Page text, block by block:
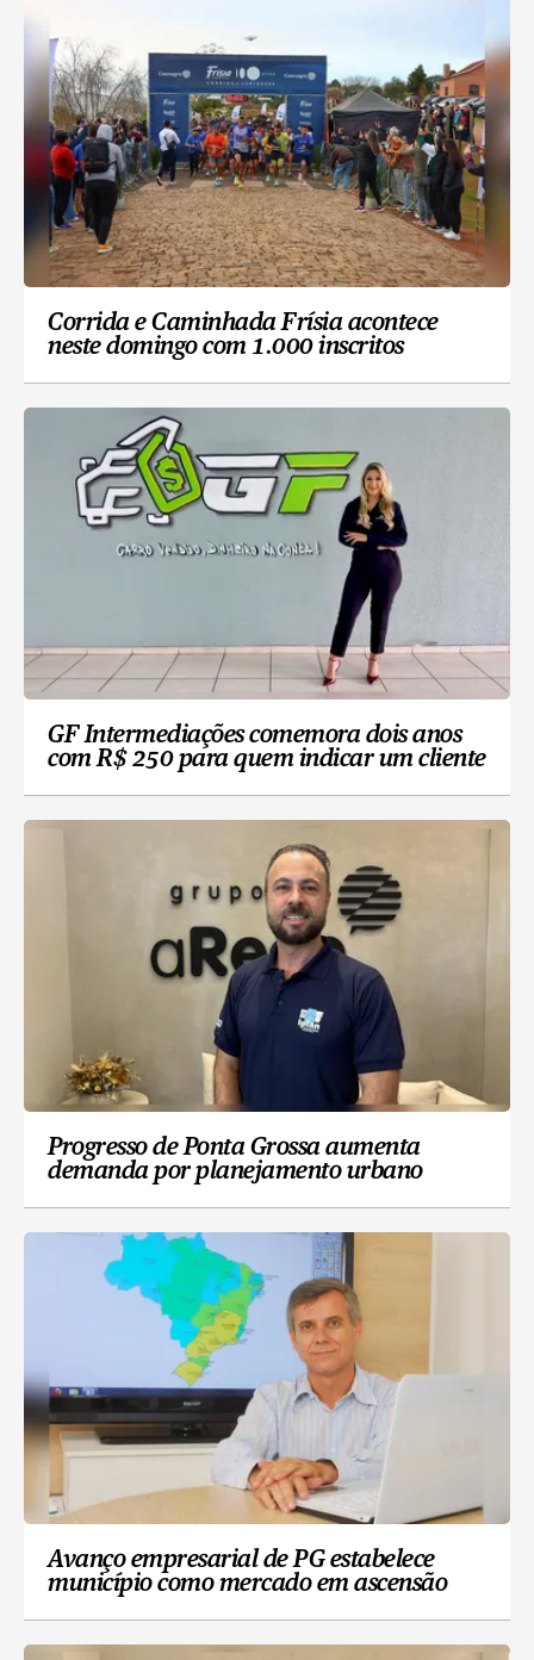
Corrida e Caminhada Frísia acontece
neste domingo com 1.000 inscritos
GF Intermediações comemora dois anos
com R$ 250 para quem indicar um cliente
Progresso de Ponta Grossa aumenta
demanda por planejamento urbano
Avanço empresarial de PG estabelece
município como mercado em ascensão